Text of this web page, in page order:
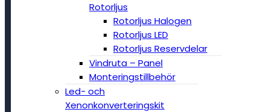
Rotorljus
Rotorljus Halogen
Rotorljus LED
Rotorljus Reservdelar
Vindruta – Panel
Monteringstillbehör
Led- och
Xenonkonverteringskit